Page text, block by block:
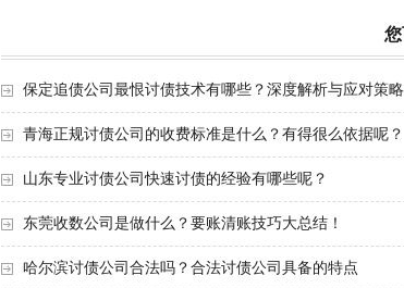
保定追债公司最恨讨债技术有哪些？深度解析与应对策略
青海正规讨债公司的收费标准是什么？有得很么依据呢？
山东专业讨债公司快速讨债的经验有哪些呢？
东莞收数公司是做什么？要账清账技巧大总结！
哈尔滨讨债公司合法吗？合法讨债公司具备的特点